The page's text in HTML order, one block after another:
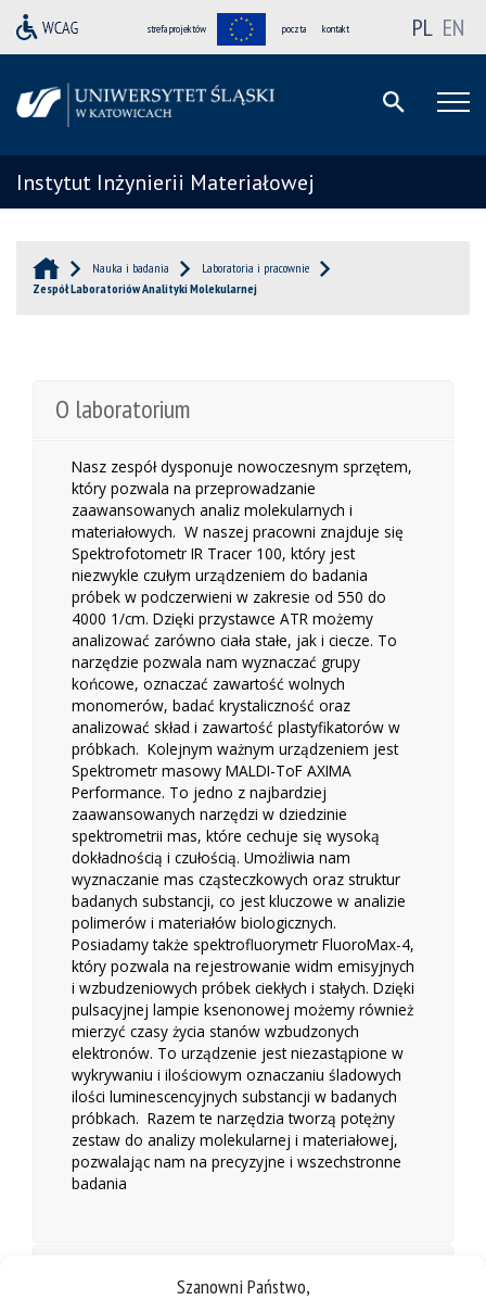
Szanowni Państwo,
strefa projektów poczta kontakt PL EN
Instytut Inżynierii Materiałowej
Nauka i badania
Laboratoria i pracownie
Zespół Laboratoriów Analityki Molekularnej
O laboratorium
Nasz zespół dysponuje nowoczesnym sprzętem,
który pozwala na przeprowadzanie
zaawansowanych analiz molekularnych i
materiałowych. W naszej pracowni znajduje się
Spektrofotometr IR Tracer 100, który jest
niezwykle czułym urządzeniem do badania
próbek w podczerwieni w zakresie od 550 do
4000 1/cm. Dzięki przystawce ATR możemy
analizować zarówno ciała stałe, jak i ciecze. To
narzędzie pozwala nam wyznaczać grupy
końcowe, oznaczać zawartość wolnych
monomerów, badać krystaliczność oraz
analizować skład i zawartość plastyfikatorów w
próbkach. Kolejnym ważnym urządzeniem jest
Spektrometr masowy MALDI-ToF AXIMA
Performance. To jedno z najbardziej
zaawansowanych narzędzi w dziedzinie
spektrometrii mas, które cechuje się wysoką
dokładnością i czułością. Umożliwia nam
wyznaczanie mas cząsteczkowych oraz struktur
badanych substancji, co jest kluczowe w analizie
polimerów i materiałów biologicznych.
Posiadamy także spektrofluorymetr FluoroMax-4,
który pozwala na rejestrowanie widm emisyjnych
i wzbudzeniowych próbek ciekłych i stałych. Dzięki
pulsacyjnej lampie ksenonowej możemy również
mierzyć czasy życia stanów wzbudzonych
elektronów. To urządzenie jest niezastąpione w
wykrywaniu i ilościowym oznaczaniu śladowych
ilości luminescencyjnych substancji w badanych
próbkach. Razem te narzędzia tworzą potężny
zestaw do analizy molekularnej i materiałowej,
pozwalając nam na precyzyjne i wszechstronne
badania